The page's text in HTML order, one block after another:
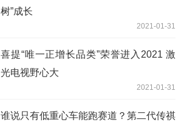
树”成长
2021-01-31
喜提“唯一正增长品类”荣誉进入2021 激
光电视野心大
2021-01-31
谁说只有低重心车能跑赛道？第二代传祺